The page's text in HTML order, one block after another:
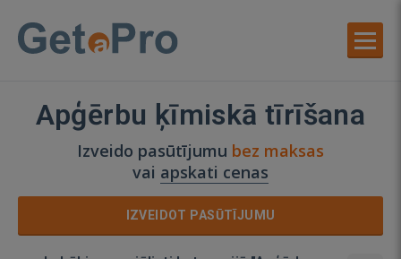
Apģērbu ķīmiskā tīrīšana
Izveido pasūtījumu bez maksas
vai apskati cenas
IZVEIDOT PASŪTĪJUMU